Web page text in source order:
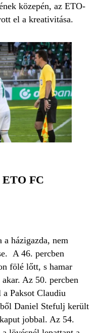
közepén, az ETO-
el a kreativitása.
FC
a házigazda, nem
A 46. percben
fölé lőtt, s hamar
Az 50. percben
a Paksot Claudiu
Daniel Stefulj került
jobbal. Az 54.